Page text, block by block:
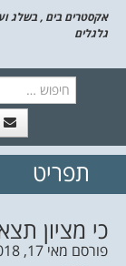
אקסטרים בים , בשלג
גלגלים
//
תפריט
כי מציון
פורסם מאי 17, 2018